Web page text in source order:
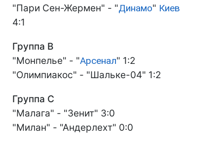
"Пари Сен-Жермен" - "Динамо" Киев
4:1
Группа B
"Монпелье" - "Арсенал" 1:2
"Олимпиакос" - "Шальке-04" 1:2
Группа C
"Малага" - "Зенит" 3:0
"Милан" - "Андерлехт" 0:0